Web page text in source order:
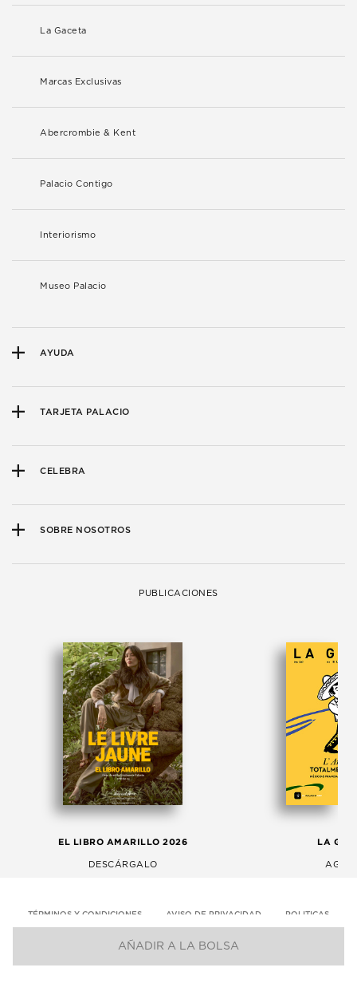
AÑADIR A LA BOLSA
La Gaceta
Marcas Exclusivas
Abercrombie & Kent
Palacio Contigo
Interiorismo
Museo Palacio
AYUDA
TARJETA PALACIO
CELEBRA
SOBRE NOSOTROS
PUBLICACIONES
EL LIBRO AMARILLO 2026
DESCÁRGALO
LA
TÉRMINOS Y CONDICIONES AVISO DE PRIVACIDAD POLITICAS